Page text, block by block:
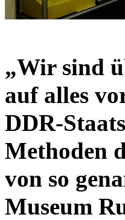
„Wir sind
auf alles
DDR-
Methoden
von so
Museum